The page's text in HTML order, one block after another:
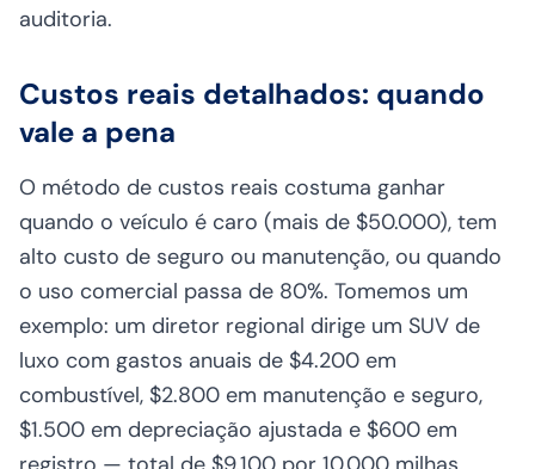
auditoria.
Custos reais detalhados: quando
vale a pena
O método de custos reais costuma ganhar
quando o veículo é caro (mais de $50.000), tem
alto custo de seguro ou manutenção, ou quando
o uso comercial passa de 80%. Tomemos um
exemplo: um diretor regional dirige um SUV de
luxo com gastos anuais de $4.200 em
combustível, $2.800 em manutenção e seguro,
$1.500 em depreciação ajustada e $600 em